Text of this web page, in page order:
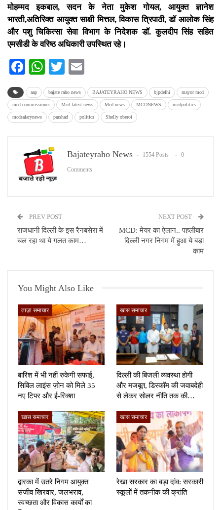
मोहम्मद इकबाल, सदन के नेता मुकेश गोयल, आयुक्त ज्ञानेश
भारती,‌अतिरिक्त आयुक्त साक्षी मित्तल, विकास त्रिपाठी, डॉ आलोक सिंह
और पशु चिकित्सा सेवा विभाग के निदेशक डॉ. कुलदीप सिंह सहित
एमसीडी के वरिष्ठ अधिकारी उपस्थित रहे।
Facebook
WhatsApp
Twitter
aap bajate raho news BAJATEYRAHO NEWS bjpdelhi mayor mcd
mcd commissioner Mcd latest news Mcd news MCDNEWS mcdpolitics
mcdsalarynews parshad politics Shelly oberoi
Bajateyraho News 1554 Posts 0
Comments
PREV POST
राजधानी दिल्ली के इस रैनबसेरा में
चल रहा था ये गलत काम…
NEXT POST
MCD: मेयर का ऐलान.. पहलीबार
दिल्ली नगर निगम में हुआ ये बड़ा
काम
You Might Also Like
ताज़ा समाचार
बारिश में भी नहीं रुकेगी सफाई,
सिविल लाइंस ज़ोन को मिले 35
नए टिपर और ई-रिक्शा
खास समाचार
दिल्ली की बिजली व्यवस्था होगी
और मजबूत, डिस्कॉम की जवाबदेही
से लेकर सोलर नीति तक की…
खास समाचार
द्वारका में उतरे निगम आयुक्त
संजीव खिरवार, जलभराव,
स्वच्छता और विकास कार्यों का
खास समाचार
रेखा सरकार का बड़ा दांव: सरकारी
स्कूलों में तकनीक की क्रांति